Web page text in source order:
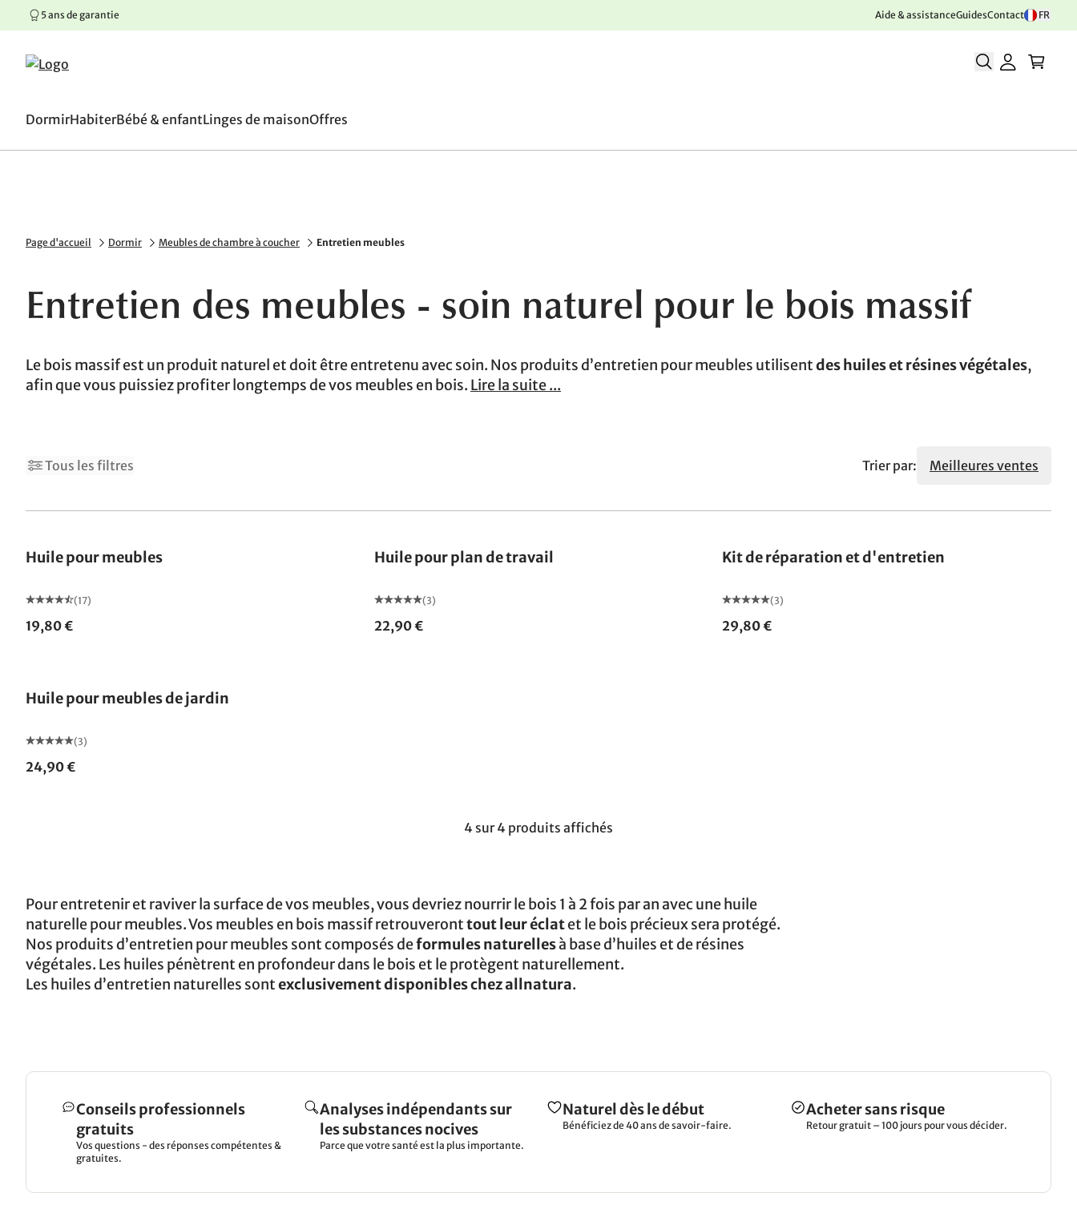
Aller au contenu principal
Aller à la navigation principale
Aller au pied de page
5 ans de garantie Aide & assistanceGuidesContact FR
DormirHabiterBébé & enfantLinges de maisonOffres
Page d'accueil Dormir Meubles de chambre à coucher Entretien meubles
Entretien des meubles - soin naturel pour le bois massif
Le bois massif est un produit naturel et doit être entretenu avec soin. Nos produits d’entretien pour meubles utilisentdes huiles et résines végétales,
afin que vous puissiez profiter longtemps de vos meubles en bois. Lire la suite ...
Tous les filtres Trier par: Meilleures ventes
Huile pour meubles
(17)
19,80 €
Huile pour plan de travail
(3)
22,90 €
Kit de réparation et d'entretien
(3)
29,80 €
Huile pour meubles de jardin
(3)
24,90 €
4 sur 4 produits affichés
Pourentretenir et raviver la surface de vos meubles, vous devriez nourrir le bois 1 à 2 fois par an avec une huile
naturelle pour meubles. Vos meubles en bois massif retrouveronttout leur éclatet le bois précieux sera protégé.
Nos produits d’entretien pour meubles sont composés deformules naturellesà base d’huiles et de résines
végétales. Les huiles pénètrent en profondeur dans le bois et le protègent naturellement.
Les huiles d’entretien naturelles sontexclusivement disponibles chez allnatura.
Conseils professionnels
gratuits
Vos questions - des réponses compétentes &
gratuites.
Analyses indépendants sur
les substances nocives
Parce que votre santé est la plus importante.
Naturel dès le début
Bénéficiez de 40 ans de savoir-faire.
Acheter sans risque
Retour gratuit – 100 jours pour vous décider.